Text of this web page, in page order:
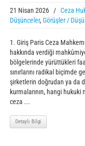
21 Nisan 2026 / Ceza
Düşünceler, Görüşler /
1. Giriş Paris Ceza
hakkında verdiği
bölgelerinde yürüttükleri
sınırlarını radikal biçimde
şirketlerin doğrudan ya da
kurmalarının, hangi hukuki
ceza ...
Detaylı Bilgi